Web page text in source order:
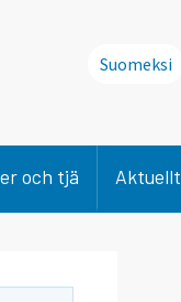
Suomeksi
och tjä Aktuellt